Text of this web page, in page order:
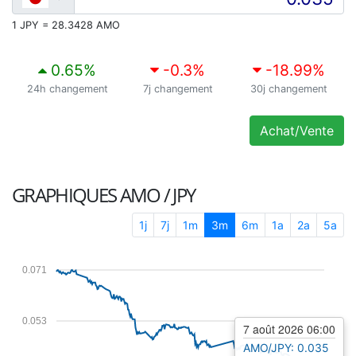
1 JPY = 28.3428 AMO
0.65%
24h changement
-0.3%
7j changement
-18.99%
30j changement
Achat/Vente
GRAPHIQUESAMO / JPY
1j 7j 1m 3m 6m 1a 2a 5a
0.053
0.071
7 août 2026 06:00
AMO/JPY: 0.035